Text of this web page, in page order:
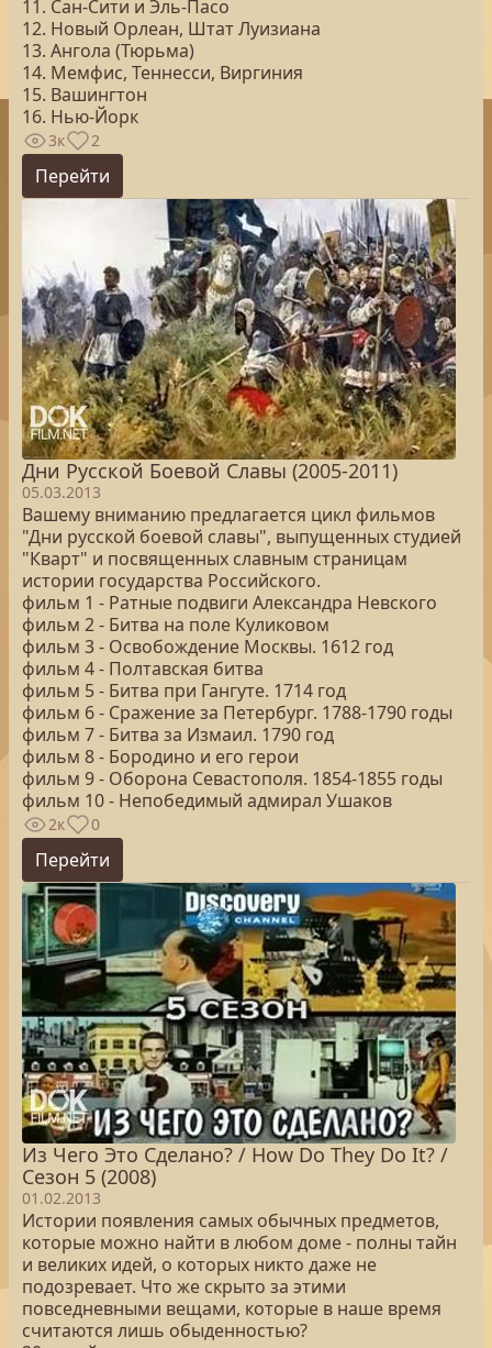
11. Сан-Сити и Эль-Пасо
12. Новый Орлеан, Штат Луизиана
13. Ангола (Тюрьма)
14. Мемфис, Теннесси, Виргиния
15. Вашингтон
16. Нью-Йорк
3к 2
Перейти
Дни Русской Боевой Славы (2005-2011)
05.03.2013
Вашему вниманию предлагается цикл фильмов
"Дни русской боевой славы", выпущенных студией
"Кварт" и посвященных славным страницам
истории государства Российского.
фильм 1 - Ратные подвиги Александра Невского
фильм 2 - Битва на поле Куликовом
фильм 3 - Освобождение Москвы. 1612 год
фильм 4 - Полтавская битва
фильм 5 - Битва при Гангуте. 1714 год
фильм 6 - Сражение за Петербург. 1788-1790 годы
фильм 7 - Битва за Измаил. 1790 год
фильм 8 - Бородино и его герои
фильм 9 - Оборона Севастополя. 1854-1855 годы
фильм 10 - Непобедимый адмирал Ушаков
2к 0
Перейти
Из Чего Это Сделано? / How Do They Do It? /
Сезон 5 (2008)
01.02.2013
Истории появления самых обычных предметов,
которые можно найти в любом доме - полны тайн
и великих идей, о которых никто даже не
подозревает. Что же скрыто за этими
повседневными вещами, которые в наше время
считаются лишь обыденностью?